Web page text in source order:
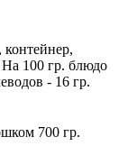
контейнер,
На 100 гр. блюдо
- 16 гр.